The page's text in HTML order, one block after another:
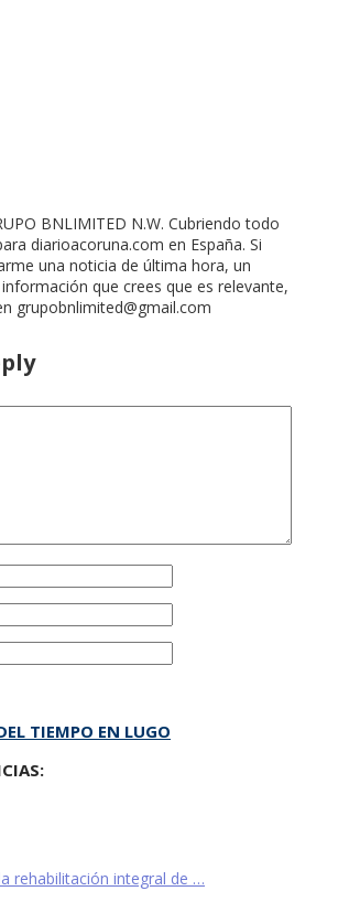
BNLIMITED N.W. Cubriendo todo
diarioacoruna.com en España. Si
una noticia de última hora, un
que crees que es relevante,
grupobnlimited@gmail.com
TIEMPO EN LUGO
rehabilitación integral de …